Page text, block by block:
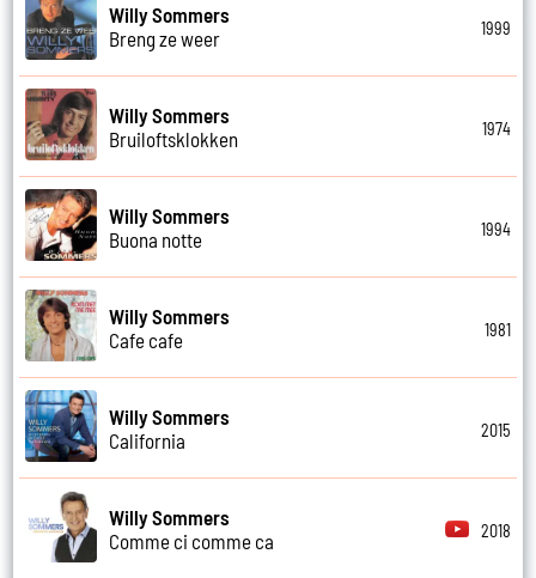
Willy Sommers
Breng ze weer
1999
Willy Sommers
Bruiloftsklokken
1974
Willy Sommers
Buona notte
1994
Willy Sommers
Cafe cafe
1981
Willy Sommers
California
2015
Willy Sommers
Comme ci comme ca
2018